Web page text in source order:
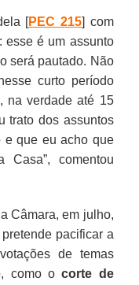
[PEC 215] com
esse é um assunto
será pautado. Não
curto período
na verdade até 15
trato dos assuntos
e que eu acho que
comentou
Câmara, em julho,
pacificar a
de temas
como ocorte de